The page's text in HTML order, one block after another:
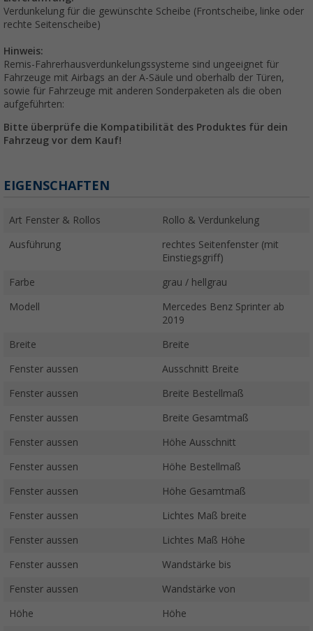
Verdunkelung für die gewünschte Scheibe (Frontscheibe, linke oder
rechte Seitenscheibe)
Hinweis:
Remis-Fahrerhausverdunkelungssysteme sind ungeeignet für
Fahrzeuge mit Airbags an der A-Säule und oberhalb der Türen,
sowie für Fahrzeuge mit anderen Sonderpaketen als die oben
aufgeführten:
Bitte überprüfe die Kompatibilität des Produktes für dein
Fahrzeug vor dem Kauf!
EIGENSCHAFTEN
Art Fenster & Rollos Rollo & Verdunkelung
Ausführung
rechtes Seitenfenster (mit
Einstiegsgriff)
Farbe grau / hellgrau
Modell
Mercedes Benz Sprinter ab
2019
Breite Breite
Fenster aussen Ausschnitt Breite
Fenster aussen Breite Bestellmaß
Fenster aussen Breite Gesamtmaß
Fenster aussen Höhe Ausschnitt
Fenster aussen Höhe Bestellmaß
Fenster aussen Höhe Gesamtmaß
Fenster aussen Lichtes Maß breite
Fenster aussen Lichtes Maß Höhe
Fenster aussen Wandstärke bis
Fenster aussen Wandstärke von
Höhe Höhe